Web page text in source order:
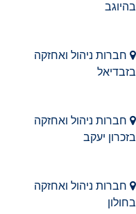
בהיוגב
חברות ניהול ואחזקה
בזבדיאל
חברות ניהול ואחזקה
בזכרון יעקב
חברות ניהול ואחזקה
בחולון